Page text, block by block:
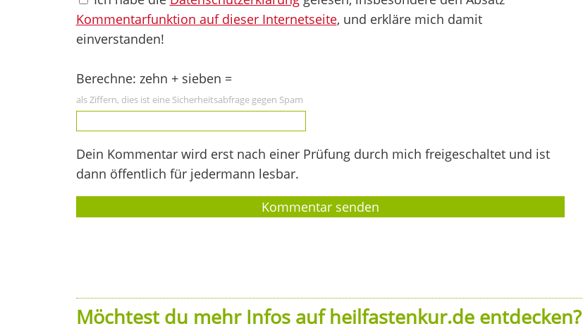
Kommentarfunktion auf dieser Internetseite, und erkläre mich damit
einverstanden!
Berechne: zehn + sieben =
als Ziffern, dies ist eine Sicherheitsabfrage gegen Spam
Dein Kommentar wird erst nach einer Prüfung durch mich freigeschaltet und ist
dann öffentlich für jedermann lesbar.
Möchtest du mehr Infos auf heilfastenkur.de entdecken?